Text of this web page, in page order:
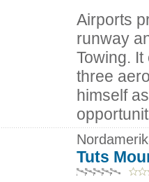
Airports
runway
Towing.
three
himself
Tuts